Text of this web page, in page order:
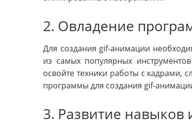
2. Овладение
Для создания gif-анимации
из самых популярных
освойте техники работы с кадрами,
программы для создания gif-
3. Развитие навыков